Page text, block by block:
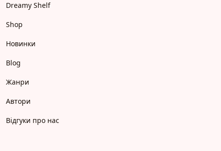
Dreamy Shelf
Shop
Новинки
Blog
Жанри
Автори
Відгуки про нас